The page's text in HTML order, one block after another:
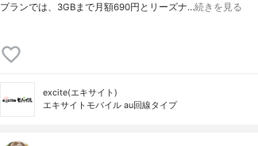
プランでは、3GBまで月額690円とリーズナ…続きを見る
excite(エキサイト)
エキサイトモバイル au回線タイプ